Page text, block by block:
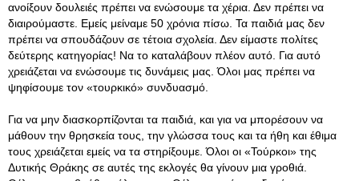
ανοίξουν δουλειές πρέπει να ενώσουμε τα χέρια. Δεν πρέπει να
διαιρούμαστε. Εμείς μείναμε 50 χρόνια πίσω. Τα παιδιά μας δεν
πρέπει να σπουδάζουν σε τέτοια σχολεία. Δεν είμαστε πολίτες
δεύτερης κατηγορίας! Να το καταλάβουν πλέον αυτό. Για αυτό
χρειάζεται να ενώσουμε τις δυνάμεις μας. Όλοι μας πρέπει να
ψηφίσουμε τον «τουρκικό» συνδυασμό.
Για να μην διασκορπίζονται τα παιδιά, και για να μπορέσουν να
μάθουν την θρησκεία τους, την γλώσσα τους και τα ήθη και έθιμα
τους χρειάζεται εμείς να τα στηρίξουμε. Όλοι οι «Τούρκοι» της
Δυτικής Θράκης σε αυτές της εκλογές θα γίνουν μια γροθιά.